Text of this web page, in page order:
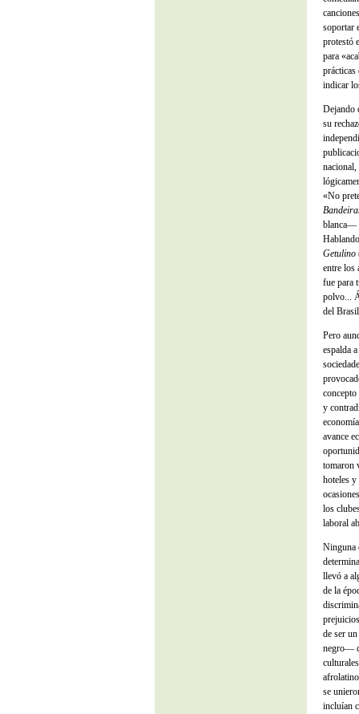
soportar
protestó
para
indicar
Dejando
su
«No
blanca—
Getulino
entre los
fue para
polvo...
del
Pero
espalda
y
avance
tomaron
hoteles
los
laboral
Ninguna
llevó a
de la
de ser
negro—
se
incluían